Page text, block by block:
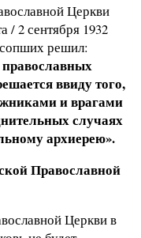
Церкви
/ 2 сентября 1932
решил:
ввиду того,
и врагами
случаях
архиерею».
Православной
Церкви в